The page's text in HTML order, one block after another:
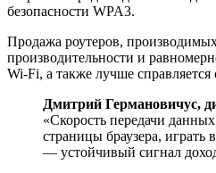
безопасности WPA3.
Продажа роутеров, производимых
производительности и
Wi-Fi, а также лучше
Дмитрий Германовичус,
«Скорость передачи
страницы браузера,
— устойчивый сигнал